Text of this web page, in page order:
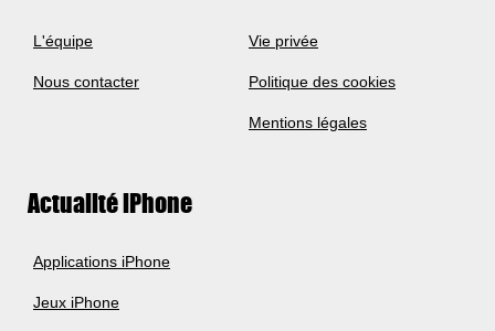
L'équipe
Nous contacter
Vie privée
Politique des cookies
Mentions légales
Actualité iPhone
Applications iPhone
Jeux iPhone